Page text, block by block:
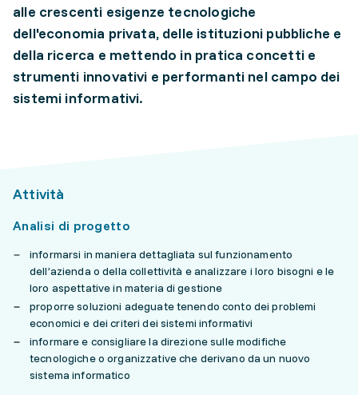
alle crescenti esigenze tecnologiche
dell'economia privata, delle istituzioni pubbliche e
della ricerca e mettendo in pratica concetti e
strumenti innovativi e performanti nel campo dei
sistemi informativi.
Attività
Analisi di progetto
informarsi in maniera dettagliata sul funzionamento
dell’azienda o della collettività e analizzare i loro bisogni e le
loro aspettative in materia di gestione
proporre soluzioni adeguate tenendo conto dei problemi
economici e dei criteri dei sistemi informativi
informare e consigliare la direzione sulle modifiche
tecnologiche o organizzative che derivano da un nuovo
sistema informatico